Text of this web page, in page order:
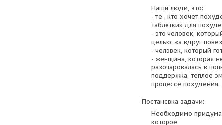
Наши люди, это:
- те , кто хочет
таблетки» для
- это человек,
целью: «а вдруг
- человек, который
- женщина, которая
разочаровалась в
поддержка, теплое
процессе похудения.
Постановка задачи:
Необходимо
которое: